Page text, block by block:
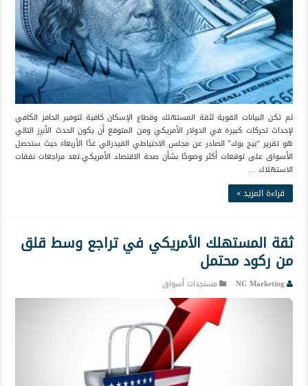
لم تكن البيانات القوية لثقة المستهلك وقطاع الإسكان كافية لتوفير الحافز الكافي
لإحداث تحركات كبيرة في الدولار الأمريكي ومن المتوقع أن يكون الحدث الأبرز التالي
هو تقرير “بيج بوك” الصادر عن مجلس الاحتياطي الفيدرالي غدًا الأربعاء حيث ستحصل
الأسواق على توقعات أكثر وضوحًا بشأن صحة الاقتصاد الأمريكي.تعد مراجعات نفقات
الاستهلاك …
قراءة المزيد »
ثقة المستهلك الأمريكي في تراجع وسط قلق
من ركود محتمل
NC Marketing مستجدات أسواق